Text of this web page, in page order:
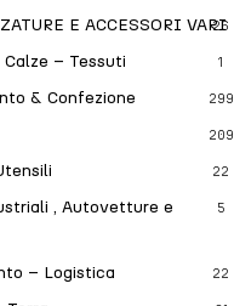
E ACCESSORI VARI
26
– Tessuti 1
& Confezione 299
209
22
, Autovetture e
5
– Logistica 22